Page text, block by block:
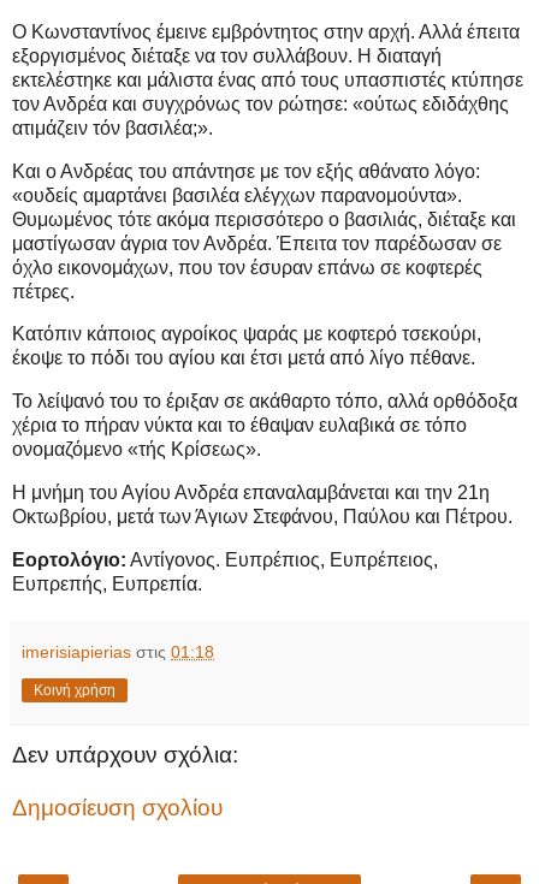
Ο Κωνσταντίνος έμεινε εμβρόντητος στην αρχή. Αλλά έπειτα
εξοργισμένος διέταξε να τον συλλάβουν. Η διαταγή
εκτελέστηκε και μάλιστα ένας από τους υπασπιστές κτύπησε
τον Ανδρέα και συγχρόνως τον ρώτησε: «ούτως εδιδάχθης
ατιμάζειν τόν βασιλέα;».
Και ο Ανδρέας του απάντησε με τον εξής αθάνατο λόγο:
«ουδείς αμαρτάνει βασιλέα ελέγχων παρανομούντα».
Θυμωμένος τότε ακόμα περισσότερο ο βασιλιάς, διέταξε και
μαστίγωσαν άγρια τον Ανδρέα. Έπειτα τον παρέδωσαν σε
όχλο εικονομάχων, που τον έσυραν επάνω σε κοφτερές
πέτρες.
Κατόπιν κάποιος αγροίκος ψαράς με κοφτερό τσεκούρι,
έκοψε το πόδι του αγίου και έτσι μετά από λίγο πέθανε.
Το λείψανό του το έριξαν σε ακάθαρτο τόπο, αλλά ορθόδοξα
χέρια το πήραν νύκτα και το έθαψαν ευλαβικά σε τόπο
ονομαζόμενο «τής Κρίσεως».
Η μνήμη του Αγίου Ανδρέα επαναλαμβάνεται και την 21η
Οκτωβρίου, μετά των Άγιων Στεφάνου, Παύλου και Πέτρου.
Εορτολόγιο: Αντίγονος. Ευπρέπιος, Ευπρέπειος,
Ευπρεπής, Ευπρεπία.
imerisiapierias στις 01:18
Κοινή χρήση
Δεν υπάρχουν σχόλια:
Δημοσίευση σχολίου